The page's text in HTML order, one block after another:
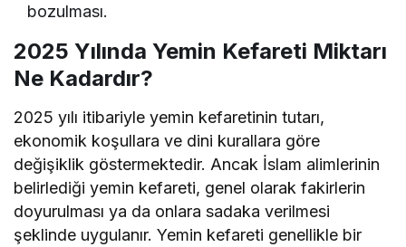
bozulması.
2025 Yılında Yemin Kefareti Miktarı
Ne Kadardır?
2025 yılı itibariyle yemin kefaretinin tutarı,
ekonomik koşullara ve dini kurallara göre
değişiklik göstermektedir. Ancak İslam alimlerinin
belirlediği yemin kefareti, genel olarak fakirlerin
doyurulması ya da onlara sadaka verilmesi
şeklinde uygulanır. Yemin kefareti genellikle bir